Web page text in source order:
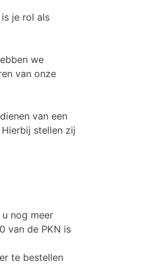
je rol als
we
van onze
van een
stellen zij
nog meer
van de PKN is
te bestellen